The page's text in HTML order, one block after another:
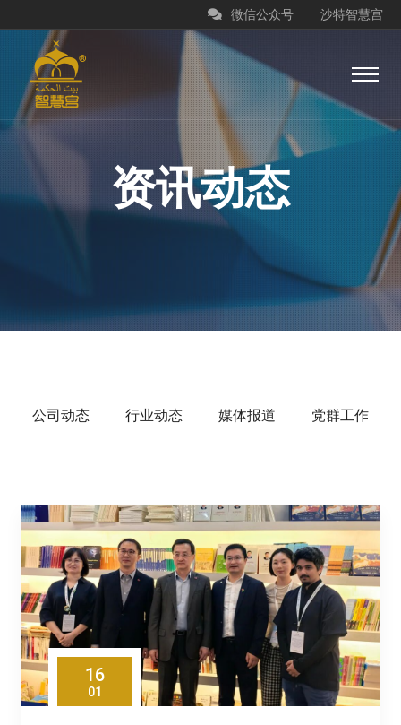
沙特智慧宫
微信公众号
资讯动态
公司动态 行业动态 媒体报道 党群工作
16
01